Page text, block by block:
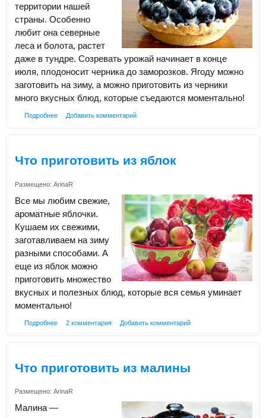
территории нашей
страны. Особенно
любит она северные
леса и болота, растет
даже в тундре. Созревать урожай начинает в конце
июля, плодоносит черника до заморозков. Ягоду можно
заготовить на зиму, а можно приготовить из черники
много вкусных блюд, которые съедаются моментально!
Подробнее Добавить комментарий
Что приготовить из яблок
Размещено: ArinaR
Все мы любим свежие,
ароматные яблочки.
Кушаем их свежими,
заготавливаем на зиму
разными способами. А
еще из яблок можно
приготовить множество
вкусных и полезных блюд, которые вся семья уминает
моментально!
Подробнее 2 комментария Добавить комментарий
Что приготовить из малины
Размещено: ArinaR
Малина —